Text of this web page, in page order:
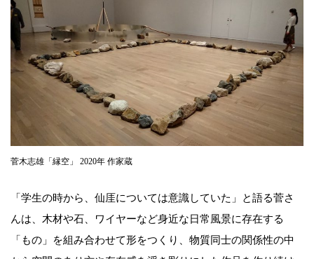
菅木志雄「縁空」 2020年 作家蔵
「学生の時から、仙厓については意識していた」と語る菅さ
んは、木材や石、ワイヤーなど身近な日常風景に存在する
「もの」を組み合わせて形をつくり、物質同士の関係性の中